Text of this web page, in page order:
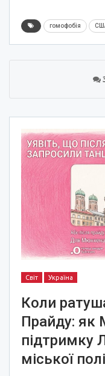
гомофобія
Світ Україна
Коли
Прайду: як
підтримку
міської